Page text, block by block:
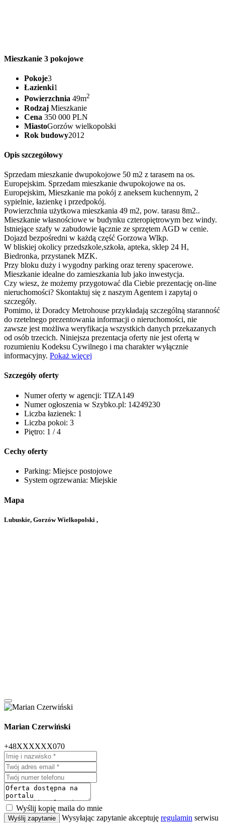
Mieszkanie 3 pokojowe
Pokoje3
Łazienki1
Powierzchnia 49m2
Rodzaj Mieszkanie
Cena 350 000 PLN
MiastoGorzów wielkopolski
Rok budowy2012
Opis szczegółowy
Sprzedam mieszkanie dwupokojowe 50 m2 z tarasem na os.
Europejskim. Sprzedam mieszkanie dwupokojowe na os.
Europejskim, Mieszkanie ma pokój z aneksem kuchennym, 2
sypielnie, łazienkę i przedpokój.
Powierzchnia użytkowa mieszkania 49 m2, pow. tarasu 8m2..
Mieszkanie własnościowe w budynku czteropiętrowym bez windy.
Istniejące szafy w zabudowie łącznie ze sprzętem AGD w cenie.
Dojazd bezpośredni w każdą część Gorzowa Wlkp.
W bliskiej okolicy przedszkole,szkoła, apteka, sklep 24 H,
Biedronka, przystanek MZK.
Przy bloku duży i wygodny parking oraz tereny spacerowe.
Mieszkanie idealne do zamieszkania lub jako inwestycja.
Czy wiesz, że możemy przygotować dla Ciebie prezentację on-line
nieruchomości? Skontaktuj się z naszym Agentem i zapytaj o
szczegóły.
Pomimo, iż Doradcy Metrohouse przykładają szczególną staranność
do rzetelnego prezentowania informacji o nieruchomości, nie
zawsze jest możliwa weryfikacja wszystkich danych przekazanych
od osób trzecich. Niniejsza prezentacja oferty nie jest ofertą w
rozumieniu Kodeksu Cywilnego i ma charakter wyłącznie
informacyjny. Pokaż więcej
Szczegóły oferty
Numer oferty w agencji: TIZA149
Numer ogłoszenia w Szybko.pl: 14249230
Liczba łazienek: 1
Liczba pokoi: 3
Piętro: 1 / 4
Cechy oferty
Parking: Miejsce postojowe
System ogrzewania: Miejskie
Mapa
Lubuskie, Gorzów Wielkopolski ,
Marian Czerwiński
+48XXXXXX070
Wyślij kopię maila do mnie
Wyślij zapytanie Wysyłając zapytanie akceptuję regulamin serwisu